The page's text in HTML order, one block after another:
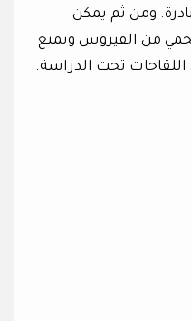
ومن ثم يمكن
من الفيروس وتمنع
اللقاحات تحت الدراسة.